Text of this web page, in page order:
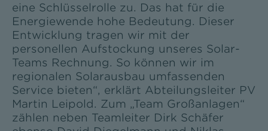
eine Schlüsselrolle zu. Das hat für die
Energiewende hohe Bedeutung. Dieser
Entwicklung tragen wir mit der
personellen Aufstockung unseres Solar-
Teams Rechnung. So können wir im
regionalen Solarausbau umfassenden
Service bieten“, erklärt Abteilungsleiter PV
Martin Leipold. Zum „Team Großanlagen“
zählen neben Teamleiter Dirk Schäfer